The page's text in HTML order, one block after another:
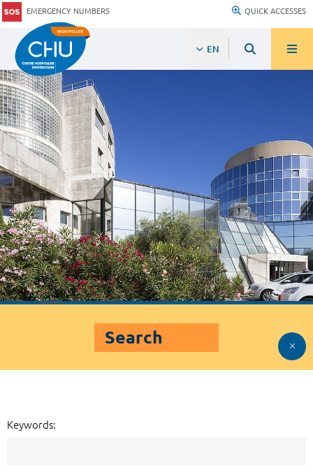
EMERGENCY NUMBERS QUICK ACCESSES
EN
Search
Keywords: